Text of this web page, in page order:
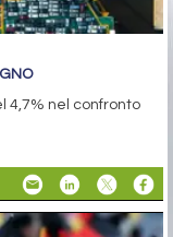
4,7% nel confronto